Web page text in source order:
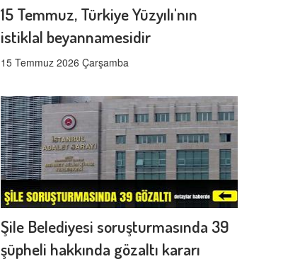
15 Temmuz, Türkiye Yüzyılı'nın
istiklal beyannamesidir
15 Temmuz 2026 Çarşamba
Şile Belediyesi soruşturmasında 39
şüpheli hakkında gözaltı kararı